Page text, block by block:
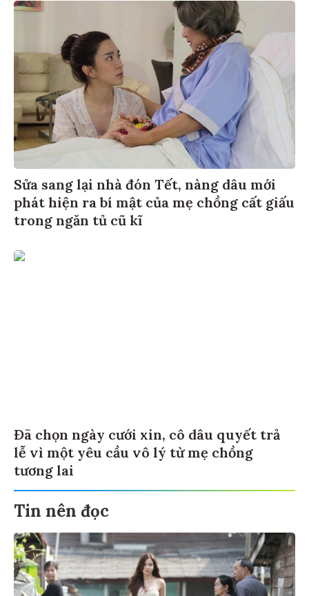
Sửa sang lại nhà đón Tết, nàng dâu mới
phát hiện ra bí mật của mẹ chồng cất giấu
trong ngăn tủ cũ kĩ
Đã chọn ngày cưới xin, cô dâu quyết trả
lễ vì một yêu cầu vô lý từ mẹ chồng
tương lai
Tin nên đọc